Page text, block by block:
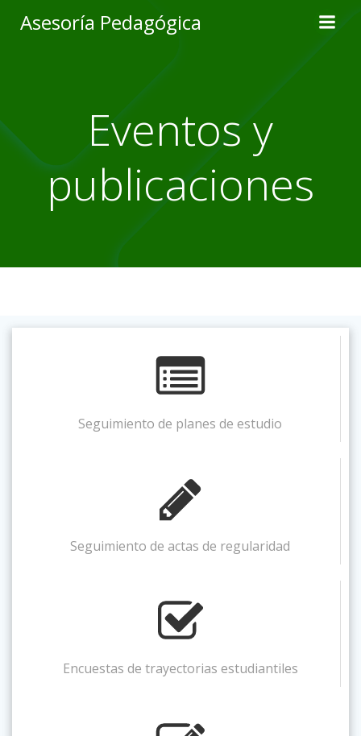
to
Asesoría Pedagógica
Eventos y
publicaciones
Seguimiento de planes de estudio
Seguimiento de actas de regularidad
Encuestas de trayectorias estudiantiles